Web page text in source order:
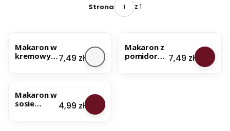
Strona z 1
Makaron w
kremowym
g dania -
100%
naturalny
Cena
7,49 zł
Makaron z
pomidora
Cena
7,49 zł
Makaron w
sosie
Cena
4,99 zł